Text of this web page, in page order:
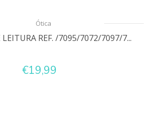
Ótica
LEITURA REF. /7095/7072/7097/7...
€19,99